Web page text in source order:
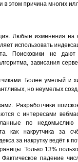
в этом причина многих
Любые изменения на
использовать
Поисковики не
зависания
Более умелый и
но неумелых
Разработчики
с интересами
по
как накрутчика за
за накрутку ведёт к
Только 13%
Фактическое падение